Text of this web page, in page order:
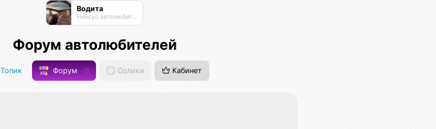
Водита
Нексус автолюбителей
Форум автолюбителей
Топик Форум 0 Солики Кабинет